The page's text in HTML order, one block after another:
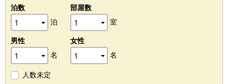
泊数
泊
部屋数
室
男性
名
女性
名
人数未定